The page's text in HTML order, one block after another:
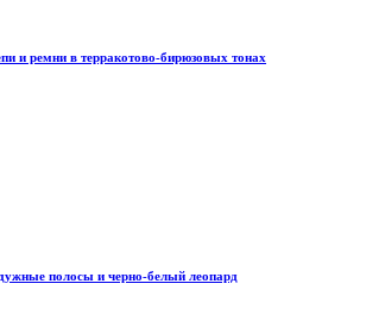
и ремни в терракотово-бирюзовых тонах
полосы и черно-белый леопард